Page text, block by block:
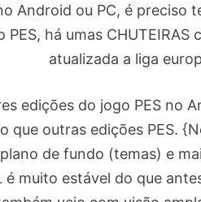
Android ou PC, é preciso
PES, há umas
atualizada a liga
edições do jogo PES no
que outras edições PES.
de fundo (temas) e
é muito estável do que